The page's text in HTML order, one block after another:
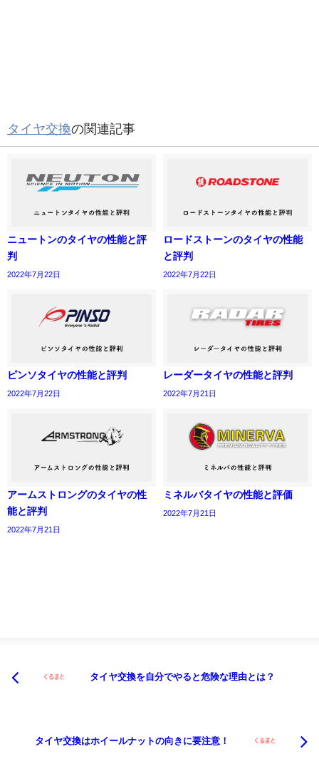
タイヤ交換の関連記事
ニュートンのタイヤの性能と評
判
2022年7月22日
ロードストーンのタイヤの性能
と評判
2022年7月22日
ピンソタイヤの性能と評判
2022年7月22日
レーダータイヤの性能と評判
2022年7月21日
アームストロングのタイヤの性
能と評判
2022年7月21日
ミネルバタイヤの性能と評価
2022年7月21日
タイヤ交換を自分でやると危険な理由とは？
タイヤ交換はホイールナットの向きに要注意！